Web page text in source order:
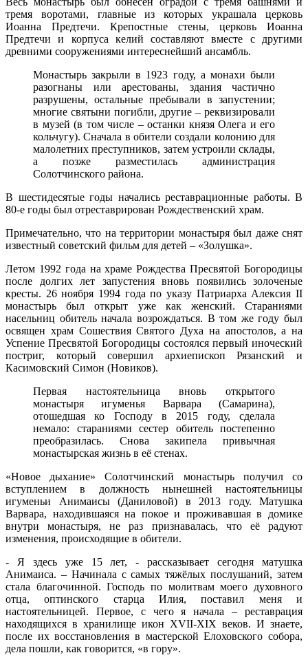
тремя воротами, главные из которых украшала церковь
Иоанна Предтечи. Крепостные стены, церковь Иоанна
Предтечи и корпуса келий составляют вместе с другими
древними сооружениями интереснейший ансамбль.
Монастырь закрыли в 1923 году, а монахи были
разогнаны или арестованы, здания частично
разрушены, остальные пребывали в запустении;
многие святыни погибли, другие – реквизировали
в музей (в том числе – останки князя Олега и его
кольчугу). Сначала в обители создали колонию для
малолетних преступников, затем устроили склады,
а позже разместилась администрация
Солотчинского района.
В шестидесятые годы начались реставрационные работы. В
80-е годы был отреставрирован Рождественский храм.
Примечательно, что на территории монастыря был даже снят
известный советский фильм для детей – «Золушка».
Летом 1992 года на храме Рождества Пресвятой Богородицы
после долгих лет запустения вновь появились золоченые
кресты. 26 ноября 1994 года по указу Патриарха Алексия II
монастырь был открыт уже как женский. Стараниями
насельниц обитель начала возрождаться. В том же году был
освящен храм Сошествия Святого Духа на апостолов, а на
Успение Пресвятой Богородицы состоялся первый иноческий
постриг, который совершил архиепископ Рязанский и
Касимовский Симон (Новиков).
Первая настоятельница вновь открытого
монастыря игуменья Варвара (Самарина),
отошедшая ко Господу в 2015 году, сделала
немало: стараниями сестер обитель постепенно
преобразилась. Снова закипела привычная
монастырская жизнь в её стенах.
«Новое дыхание» Солотчинский монастырь получил со
вступлением в должность нынешней настоятельницы
игуменьи Анимаисы (Даниловой) в 2013 году. Матушка
Варвара, находившаяся на покое и проживавшая в домике
внутри монастыря, не раз признавалась, что её радуют
изменения, происходящие в обители.
- Я здесь уже 15 лет, - рассказывает сегодня матушка
Анимаиса. – Начинала с самых тяжёлых послушаний, затем
стала благочинной. Господь по молитвам моего духовного
отца, оптинского старца Илия, поставил меня и
настоятельницей. Первое, с чего я начала – реставрация
находящихся в хранилище икон XVII-XIX веков. И знаете,
после их восстановления в мастерской Елоховского собора,
дела пошли, как говорится, «в гору».